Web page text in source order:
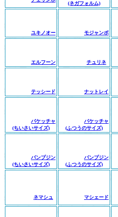
(ネガフォルム)
ユキノオー モジャンボ
エルフーン チュリネ
テッシード ナットレイ
バケッチャ
(ちいさいサイズ)
バケッチャ
(ふつうのサイズ)
パンプジン
(ちいさいサイズ)
パンプジン
(ふつうのサイズ)
ネマシュ マシェード